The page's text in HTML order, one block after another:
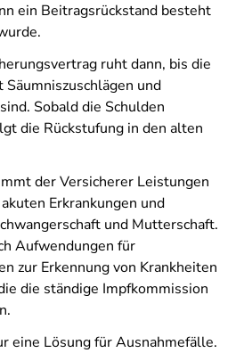
ein Beitragsrückstand besteht
ruht dann, bis die
und
Sobald die Schulden
die Rückstufung in den alten
der Versicherer Leistungen
Erkrankungen und
und Mutterschaft.
Aufwendungen für
zur Erkennung von Krankheiten
die ständige Impfkommission
eine Lösung für Ausnahmefälle.